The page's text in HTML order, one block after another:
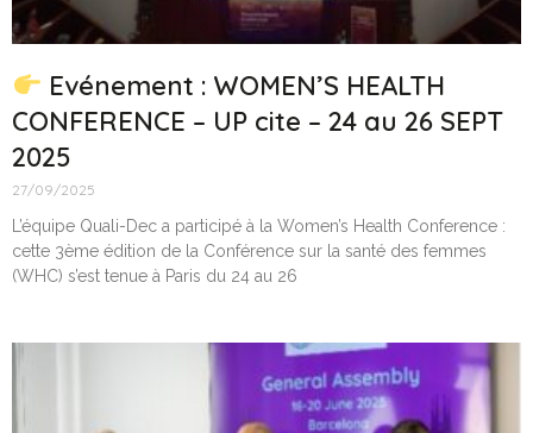
Evénement : WOMEN’S HEALTH
CONFERENCE – UP cite – 24 au 26 SEPT
2025
27/09/2025
L’équipe Quali-Dec a participé à la Women’s Health Conference :
cette 3ème édition de la Conférence sur la santé des femmes
(WHC) s’est tenue à Paris du 24 au 26